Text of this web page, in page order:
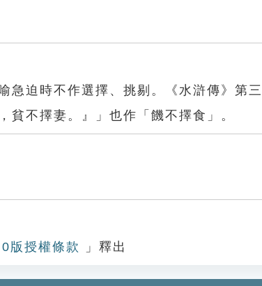
急迫時不作選擇、挑剔。《水滸傳》第
貧不擇妻。』」也作「饑不擇食」。
版授權條款 」釋出